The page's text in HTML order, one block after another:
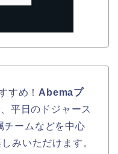
すめ！ Abemaプ
平日のドジャース
チームなどを中心
みいただけます。